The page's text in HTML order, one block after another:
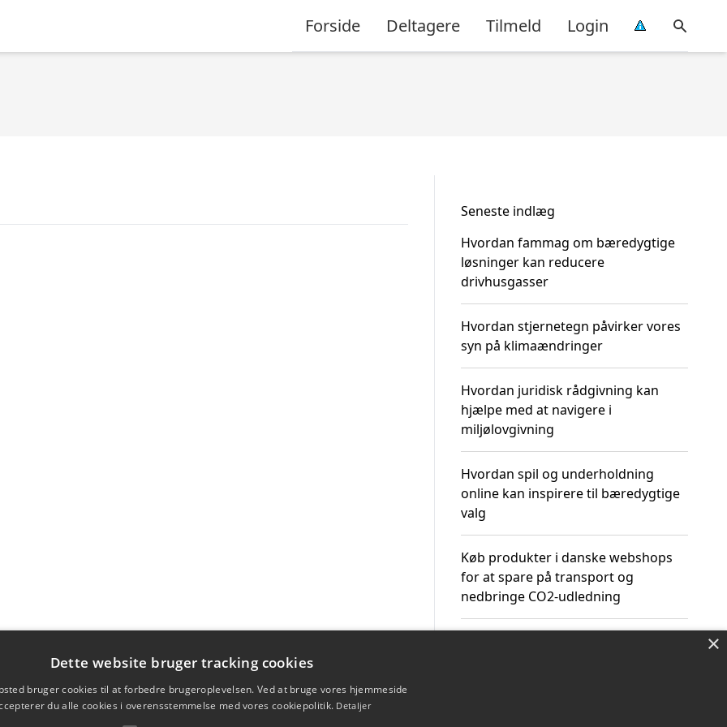
Forside Deltagere Tilmeld Login
Seneste indlæg
Hvordan fammag om bæredygtige
løsninger kan reducere
drivhusgasser
Hvordan stjernetegn påvirker vores
syn på klimaændringer
Hvordan juridisk rådgivning kan
hjælpe med at navigere i
miljølovgivning
Hvordan spil og underholdning
online kan inspirere til bæredygtige
valg
Køb produkter i danske webshops
for at spare på transport og
nedbringe CO2-udledning
×
Dette website bruger tracking cookies
bruger cookies til at forbedre brugeroplevelsen. Ved at bruge vores hjemmeside
du alle cookies i overensstemmelse med vores cookiepolitik. Detaljer